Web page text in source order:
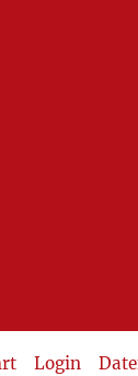
Login